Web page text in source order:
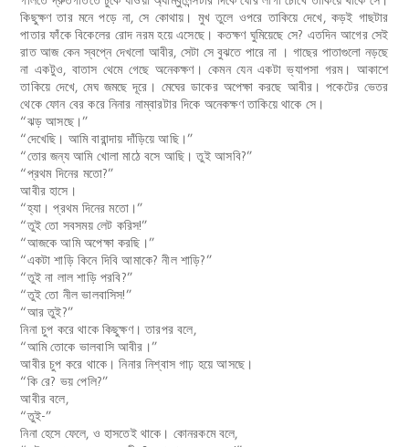
কিছুক্ষণ তার মনে পড়ে না, সে কোথায়। মুখ তুলে ওপরে তাকিয়ে দেখে, কড়ই গাছটার
পাতার ফাঁকে বিকেলের রোদ নরম হয়ে এসেছে। কতক্ষণ ঘুমিয়েছে সে? এতদিন আগের সেই
রাত আজ কেন স্বপ্নে দেখলো আবীর, সেটা সে বুঝতে পারে না । গাছের পাতাগুলো নড়ছে
না একটুও, বাতাস থেমে গেছে অনেকক্ষণ। কেমন যেন একটা ভ্যাপসা গরম। আকাশে
তাকিয়ে দেখে, মেঘ জমছে দূরে। মেঘের ডাকের অপেক্ষা করছে আবীর। পকেটের ভেতর
থেকে ফোন বের করে নিনার নাম্বারটার দিকে অনেকক্ষণ তাকিয়ে থাকে সে।
“ঝড় আসছে।”
“দেখেছি। আমি বারান্দায় দাঁড়িয়ে আছি।”
“তোর জন্য আমি খোলা মাঠে বসে আছি ।তুই আসবি?”
“প্রথম দিনের মতো?”
আবীর হাসে।
“হ্যা। প্রথম দিনের মতো।”
“তুই তো সবসময় লেট করিস!”
“আজকে আমি অপেক্ষা করছি।”
“একটা শাড়ি কিনে দিবি আমাকে? নীল শাড়ি?”
“তুই না লাল শাড়ি পরবি?”
“তুই তো নীল ভালবাসিস!”
“আর তুই?”
নিনা চুপ করে থাকে কিছুক্ষণ। তারপর বলে,
“আমি তোকে ভালবাসি আবীর।”
আবীর চুপ করে থাকে। নিনার নিশ্বাস গাঢ় হয়ে আসছে।
“কি রে? ভয় পেলি?”
আবীর বলে,
“তুই-”
নিনা হেসে ফেলে, ও হাসতেই থাকে। কোনরকমে বলে,